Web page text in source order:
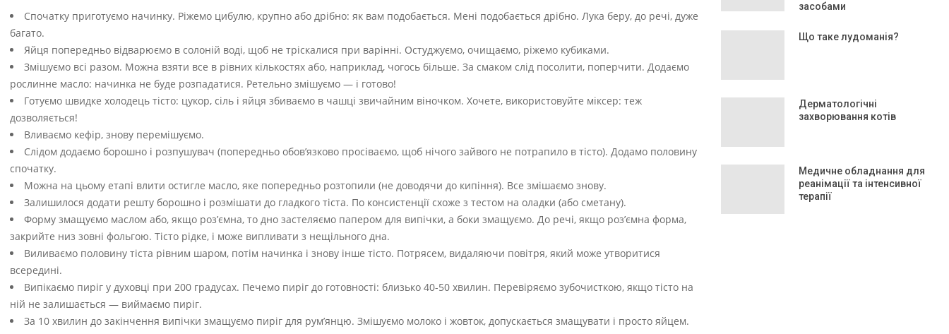
Спочатку приготуємо начинку. Ріжемо цибулю, крупно або дрібно: як вам подобається. Мені подобається дрібно. Лука беру, до речі, дуже
багато.
Яйця попередньо відварюємо в солоній воді, щоб не тріскалися при варінні. Остуджуємо, очищаємо, ріжемо кубиками.
Змішуємо всі разом. Можна взяти все в рівних кількостях або, наприклад, чогось більше. За смаком слід посолити, поперчити. Додаємо
рослинне масло: начинка не буде розпадатися. Ретельно змішуємо — і готово!
Готуємо швидке холодець тісто: цукор, сіль і яйця збиваємо в чашці звичайним віночком. Хочете, використовуйте міксер: теж
дозволяється!
Вливаємо кефір, знову перемішуємо.
Слідом додаємо борошно і розпушувач (попередньо обов’язково просіваємо, щоб нічого зайвого не потрапило в тісто). Додамо половину
спочатку.
Можна на цьому етапі влити остигле масло, яке попередньо розтопили (не доводячи до кипіння). Все змішаємо знову.
Залишилося додати решту борошно і розмішати до гладкого тіста. По консистенції схоже з тестом на оладки (або сметану).
Форму змащуємо маслом або, якщо роз’ємна, то дно застеляємо папером для випічки, а боки змащуємо. До речі, якщо роз’ємна форма,
закрийте низ зовні фольгою. Тісто рідке, і може випливати з нещільного дна.
Виливаємо половину тіста рівним шаром, потім начинка і знову інше тісто. Потрясем, видаляючи повітря, який може утворитися
всередині.
Випікаємо пиріг у духовці при 200 градусах. Печемо пиріг до готовності: близько 40-50 хвилин. Перевіряємо зубочисткою, якщо тісто на
ній не залишається — виймаємо пиріг.
За 10 хвилин до закінчення випічки змащуємо пиріг для рум’янцю. Змішуємо молоко і жовток, допускається змащувати і просто яйцем.
засобами
Що таке лудоманія?
Дерматологічні
захворювання котів
Медичне обладнання для
реанімації та інтенсивної
терапії